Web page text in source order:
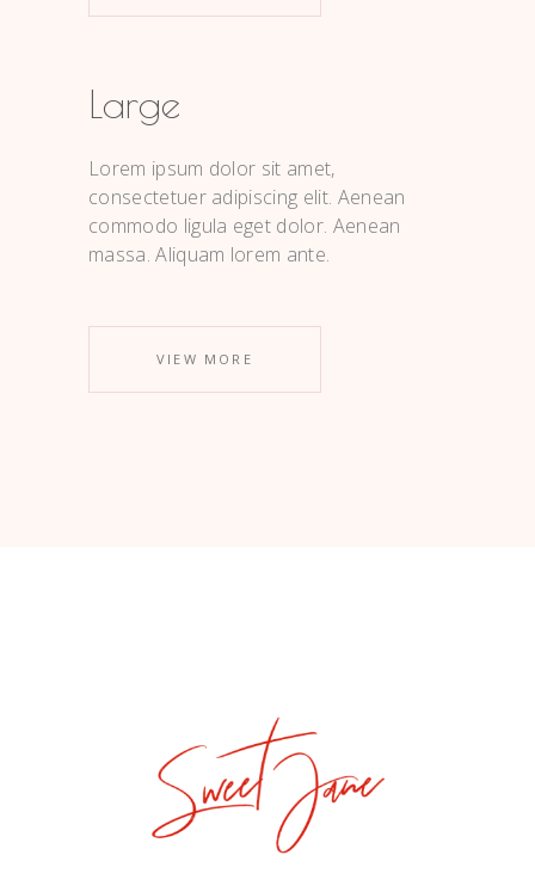
Large
Lorem ipsum dolor sit amet,
consectetuer adipiscing elit. Aenean
commodo ligula eget dolor. Aenean
massa. Aliquam lorem ante.
VIEW MORE